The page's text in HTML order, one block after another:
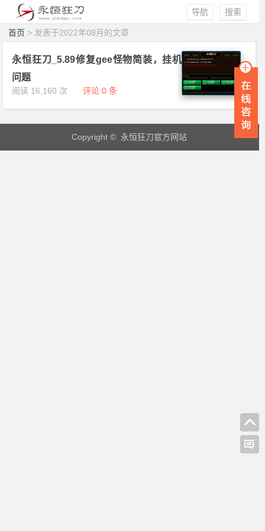
搜索
导航
首页 > 发表于2022年08月的文章
永恒狂刀_5.89修复gee怪物简装，挂机
问题
阅读 16,160 次 评论 0 条
Copyright © 永恒狂刀官方网站